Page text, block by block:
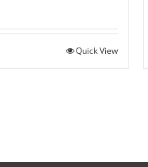
Quick View